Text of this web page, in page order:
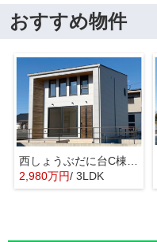
おすすめ物件
西しょうぶだに台C棟 MINIMA
2,980万円/ 3LDK